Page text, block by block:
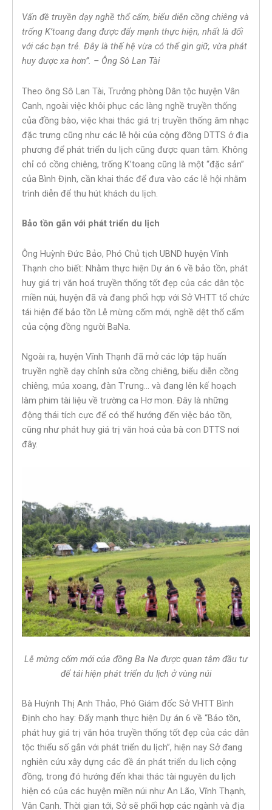
Vấn đề truyền dạy nghề thổ cẩm, biểu diễn cồng chiêng và
trống K’toang đang được đẩy mạnh thực hiện, nhất là đối
với các bạn trẻ. Đây là thế hệ vừa có thể gìn giữ, vừa phát
huy được xa hơn”. – Ông Sô Lan Tài
Theo ông Sô Lan Tài, Trưởng phòng Dân tộc huyện Vân
Canh, ngoài việc khôi phục các làng nghề truyền thống
của đồng bào, việc khai thác giá trị truyền thống âm nhạc
đặc trưng cũng như các lễ hội của cộng đồng DTTS ở địa
phương để phát triển du lịch cũng được quan tâm. Không
chỉ có cồng chiêng, trống K’toang cũng là một “đặc sản”
của Bình Định, cần khai thác để đưa vào các lễ hội nhằm
trình diễn để thu hút khách du lịch.
Bảo tồn gắn với phát triển du lịch
Ông Huỳnh Đức Bảo, Phó Chủ tịch UBND huyện Vĩnh
Thạnh cho biết: Nhằm thực hiện Dự án 6 về bảo tồn, phát
huy giá trị văn hoá truyền thống tốt đẹp của các dân tộc
miền núi, huyện đã và đang phối hợp với Sở VHTT tổ chức
tái hiện để bảo tồn Lễ mừng cốm mới, nghề dệt thổ cẩm
của cộng đồng người BaNa.
Ngoài ra, huyện Vĩnh Thạnh đã mở các lớp tập huấn
truyền nghề dạy chỉnh sửa cồng chiêng, biểu diễn cồng
chiêng, múa xoang, đàn T’rưng… và đang lên kế hoạch
làm phim tài liệu về trường ca Hơ mon. Đây là những
động thái tích cực để có thể hướng đến việc bảo tồn,
cũng như phát huy giá trị văn hoá của bà con DTTS nơi
đây.
Lễ mừng cốm mới của đồng Ba Na được quan tâm đầu tư
để tái hiện phát triển du lịch ở vùng núi
Bà Huỳnh Thị Anh Thảo, Phó Giám đốc Sở VHTT Bình
Định cho hay: Đẩy mạnh thực hiện Dự án 6 về “Bảo tồn,
phát huy giá trị văn hóa truyền thống tốt đẹp của các dân
tộc thiểu số gắn với phát triển du lịch”, hiện nay Sở đang
nghiên cứu xây dựng các đề án phát triển du lịch cộng
đồng, trong đó hướng đến khai thác tài nguyên du lịch
hiện có của các huyện miền núi như An Lão, Vĩnh Thạnh,
Vân Canh. Thời gian tới, Sở sẽ phối hợp các ngành và địa